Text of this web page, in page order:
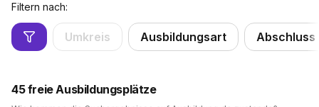
Filtern nach:
Umkreis Ausbildungsart Abschluss
45freie Ausbildungsplätze